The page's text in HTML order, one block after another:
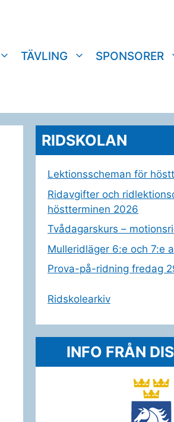
TÄVLING SPONSORER
RIDSKOLAN
Lektionsscheman för
Ridavgifter och
höstterminen 2026
Tvådagarskurs –
Mulleridläger 6:e och 7:e
Prova-på-ridning fredag
Ridskolearkiv
INFO FRÅN